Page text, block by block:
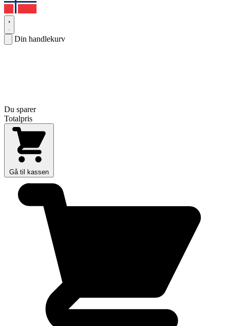
Din handlekurv
Du sparer
Totalpris
Gå til kassen